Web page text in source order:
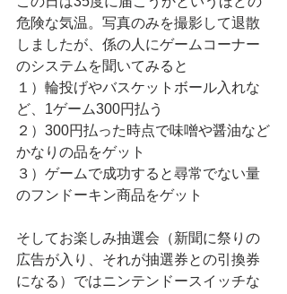
危険な気温。写真のみを撮影して退散
しましたが、係の人にゲームコーナー
のシステムを聞いてみると
１）輪投げやバスケットボール入れな
ど、1ゲーム300円払う
２）300円払った時点で味噌や醤油など
かなりの品をゲット
３）ゲームで成功すると尋常でない量
のフンドーキン商品をゲット
そしてお楽しみ抽選会（新聞に祭りの
広告が入り、それが抽選券との引換券
になる）ではニンテンドースイッチな